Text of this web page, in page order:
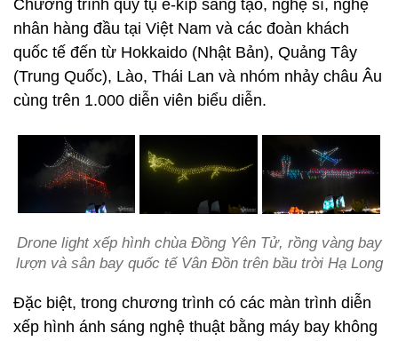
Chương trình quy tụ ê-kíp sáng tạo, nghệ sĩ, nghệ
nhân hàng đầu tại Việt Nam và các đoàn khách
quốc tế đến từ Hokkaido (Nhật Bản), Quảng Tây
(Trung Quốc), Lào, Thái Lan và nhóm nhảy châu Âu
cùng trên 1.000 diễn viên biểu diễn.
Drone light xếp hình chùa Đồng Yên Tử, rồng vàng bay
lượn và sân bay quốc tế Vân Đồn trên bầu trời Hạ Long
Đặc biệt, trong chương trình có các màn trình diễn
xếp hình ánh sáng nghệ thuật bằng máy bay không